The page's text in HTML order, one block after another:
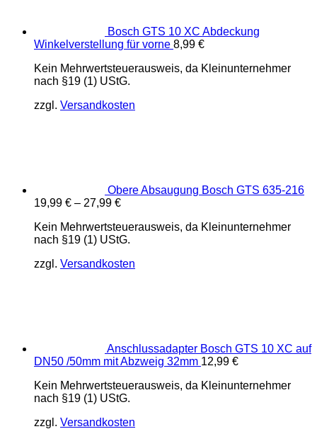
Bosch GTS 10 XC Abdeckung
Winkelverstellung für vorne 8,99 €
Kein Mehrwertsteuerausweis, da Kleinunternehmer
nach §19 (1) UStG.
zzgl. Versandkosten
Obere Absaugung Bosch GTS 635-216
19,99 € – 27,99 €
Kein Mehrwertsteuerausweis, da Kleinunternehmer
nach §19 (1) UStG.
zzgl. Versandkosten
Anschlussadapter Bosch GTS 10 XC auf
DN50 /50mm mit Abzweig 32mm 12,99 €
Kein Mehrwertsteuerausweis, da Kleinunternehmer
nach §19 (1) UStG.
zzgl. Versandkosten